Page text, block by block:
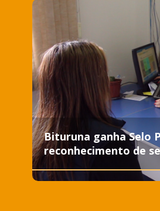
Bituruna ganha Selo
reconhecimento de